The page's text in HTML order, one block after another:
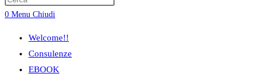
ricerca
sul
sito
web
0 Menu Chiudi
Welcome!!
Consulenze
EBOOK